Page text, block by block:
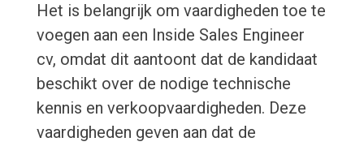
Het is belangrijk om vaardigheden toe te
voegen aan een Inside Sales Engineer
cv, omdat dit aantoont dat de kandidaat
beschikt over de nodige technische
kennis en verkoopvaardigheden. Deze
vaardigheden geven aan dat de